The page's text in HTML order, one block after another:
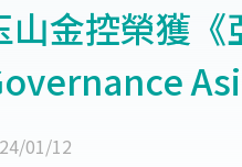
山金控榮獲
01/12